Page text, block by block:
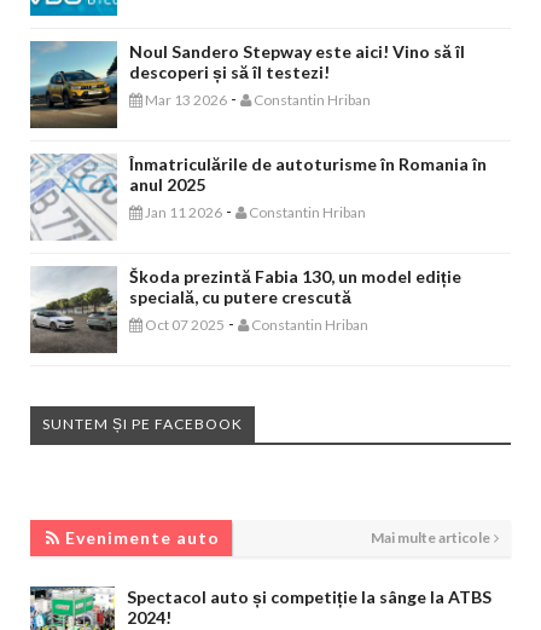
Noul Sandero Stepway este aici! Vino să îl
descoperi și să îl testezi!
Mar 13 2026 - Constantin Hriban
Înmatriculările de autoturisme în Romania în
anul 2025
Jan 11 2026 - Constantin Hriban
Škoda prezintă Fabia 130, un model ediție
specială, cu putere crescută
Oct 07 2025 - Constantin Hriban
SUNTEM ȘI PE FACEBOOK
Evenimente auto Mai multe articole
Spectacol auto și competiție la sânge la ATBS
2024!